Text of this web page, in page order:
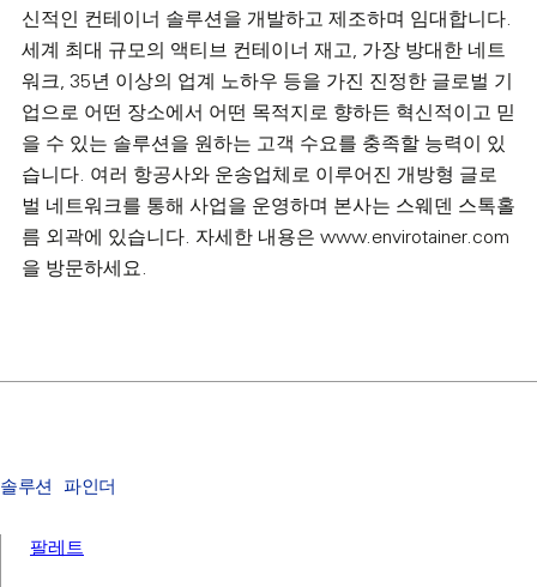
신적인 컨테이너 솔루션을 개발하고 제조하며 임대합니다.
세계 최대 규모의 액티브 컨테이너 재고, 가장 방대한 네트
워크, 35년 이상의 업계 노하우 등을 가진 진정한 글로벌 기
업으로 어떤 장소에서 어떤 목적지로 향하든 혁신적이고 믿
을 수 있는 솔루션을 원하는 고객 수요를 충족할 능력이 있
습니다. 여러 항공사와 운송업체로 이루어진 개방형 글로
벌 네트워크를 통해 사업을 운영하며 본사는 스웨덴 스톡홀
름 외곽에 있습니다. 자세한 내용은 www.envirotainer.com
을 방문하세요.
솔루션 파인더
팔레트